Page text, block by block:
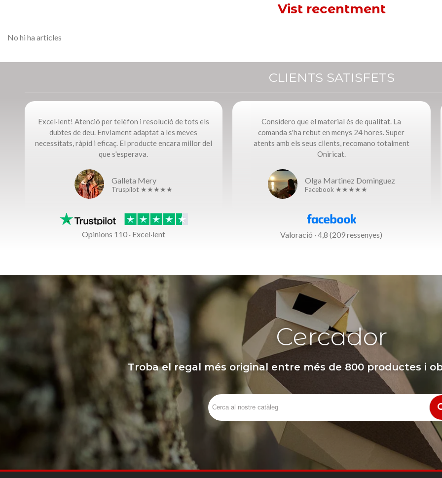
Vist recentment
No hi ha articles
CLIENTS SATISFETS
Excel·lent! Atenció per telèfon i resolució de tots els
dubtes de deu. Enviament adaptat a les meves
necessitats, ràpid i eficaç. El producte encara millor del
que s'esperava.
Galleta Mery
Truspilot ★★★★★
Opinions 110 · Excel·lent
Considero que el material és de qualitat. La
comanda s'ha rebut en menys 24 hores. Super
atents amb els seus clients, recomano totalment
Oniricat.
Olga Martinez Dominguez
Facebook ★★★★★
Valoració · 4,8 (209 ressenyes)
Cercador
Troba el regal més original entre més de 800 productes i